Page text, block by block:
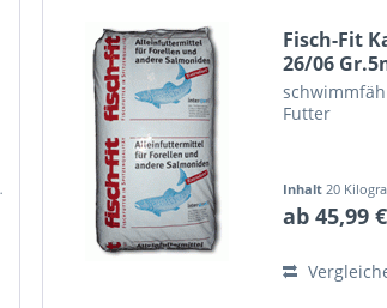
Fisch-Fit
26/06
Futter
Inhalt 20
ab 45,99